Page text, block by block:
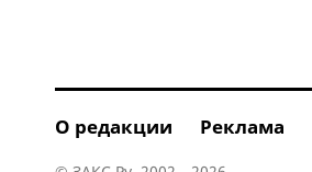
О редакции Реклама